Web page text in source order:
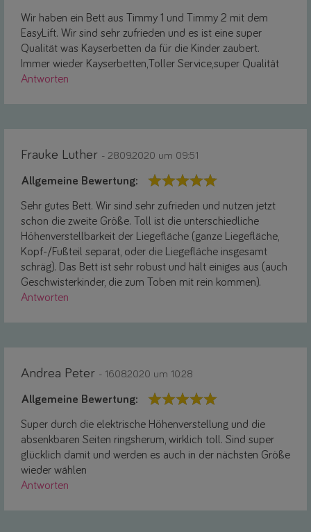
Wir haben ein Bett aus Timmy 1 und Timmy 2 mit dem
EasyLift. Wir sind sehr zufrieden und es ist eine super
Qualität was Kayserbetten da für die Kinder zaubert.
Immer wieder Kayserbetten,Toller Service,super Qualität
Antworten
Frauke Luther - 28.09.2020 um 09:51
Allgemeine Bewertung:
Sehr gutes Bett. Wir sind sehr zufrieden und nutzen jetzt
schon die zweite Größe. Toll ist die unterschiedliche
Höhenverstellbarkeit der Liegefläche (ganze Liegefläche,
Kopf-/Fußteil separat, oder die Liegefläche insgesamt
schräg). Das Bett ist sehr robust und hält einiges aus (auch
Geschwisterkinder, die zum Toben mit rein kommen).
Antworten
Andrea Peter - 16.08.2020 um 10:28
Allgemeine Bewertung:
Super durch die elektrische Höhenverstellung und die
absenkbaren Seiten ringsherum, wirklich toll. Sind super
glücklich damit und werden es auch in der nächsten Größe
wieder wählen
Antworten